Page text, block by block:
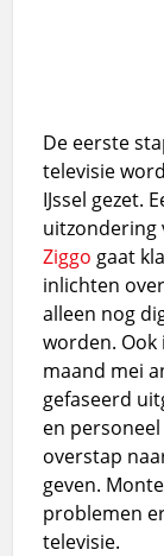
De eerste
televisie
IJssel gezet.
uitzondering
Ziggo gaat
inlichten
alleen nog
worden.
maand mei
gefaseerd
en
overstap
geven.
problemen
televisie.